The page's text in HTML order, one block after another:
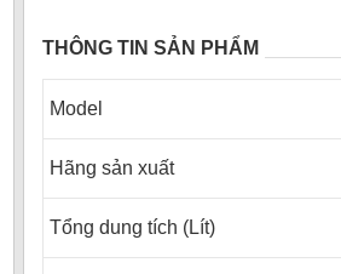
THÔNG TIN SẢN PHẨM
Model
Hãng sản xuất
Tổng dung tích (Lít)